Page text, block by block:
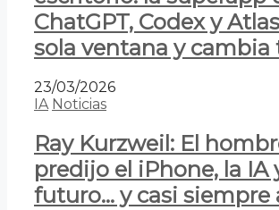
ChatGPT, Codex y
sola ventana y cambia
23/03/2026
IA Noticias
Ray Kurzweil: El
predijo el iPhone, la IA
futuro… y casi siempre